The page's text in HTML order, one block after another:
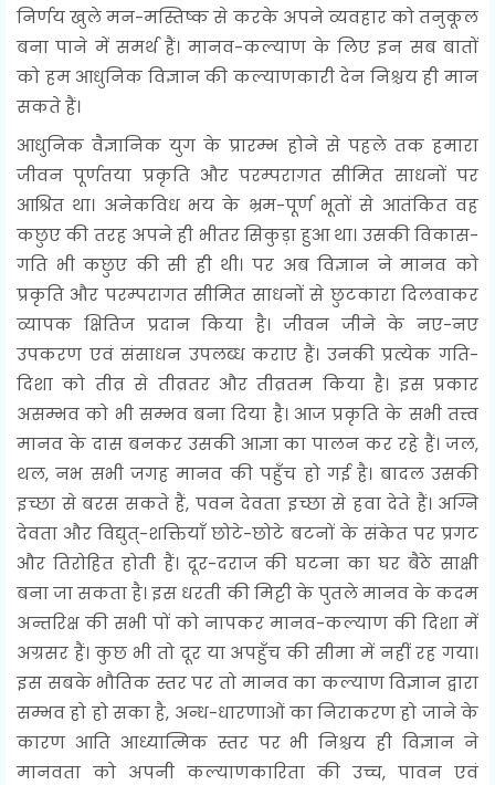
निर्णय खुले मन-मस्तिष्क से करके अपने व्यवहार को तनुकूल
बना पाने में समर्थ हैं। मानव-कल्याण के लिए इन सब बातों
को हम आधुनिक विज्ञान की कल्याणकारी देन निश्चय ही मान
सकते हैं।
आधुनिक वैज्ञानिक युग के प्रारम्भ होने से पहले तक हमारा
जीवन पूर्णतया प्रकृति और परम्परागत सीमित साधनों पर
आश्रित था। अनेकविध भय के भ्रम-पूर्ण भूतों से आतंकित वह
कछुए की तरह अपने ही भीतर सिकुड़ा हुआ था। उसकी विकास-
गति भी कछुए की सी ही थी। पर अब विज्ञान ने मानव को
प्रकृति और परम्परागत सीमित साधनों से छुटकारा दिलवाकर
व्यापक क्षितिज प्रदान किया है। जीवन जीने के नए-नए
उपकरण एवं संसाधन उपलब्ध कराए हैं। उनकी प्रत्येक गति-
दिशा को तीव्र से तीव्रतर और तीव्रतम किया है। इस प्रकार
असम्भव को भी सम्भव बना दिया है। आज प्रकृति के सभी तत्त्व
मानव के दास बनकर उसकी आज्ञा का पालन कर रहे हैं। जल,
थल, नभ सभी जगह मानव की पहुँच हो गई है। बादल उसकी
इच्छा से बरस सकते हैं, पवन देवता इच्छा से हवा देते हैं। अग्नि
देवता और विद्युत्-शक्तियाँ छोटे-छोटे बटनों के संकेत पर प्रगट
और तिरोहित होती हैं। दूर-दराज की घटना का घर बैठे साक्षी
बना जा सकता है। इस धरती की मिट्टी के पुतले मानव के कदम
अन्तरिक्ष की सभी पों को नापकर मानव-कल्याण की दिशा में
अग्रसर हैं। कुछ भी तो दूर या अपहुँच की सीमा में नहीं रह गया।
इस सबके भौतिक स्तर पर तो मानव का कल्याण विज्ञान द्वारा
सम्भव हो हो सका है, अन्ध-धारणाओं का निराकरण हो जाने के
कारण आति आध्यात्मिक स्तर पर भी निश्चय ही विज्ञान ने
मानवता को अपनी कल्याणकारिता की उच्च, पावन एवं